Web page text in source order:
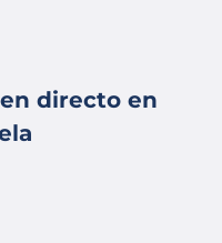
directo en